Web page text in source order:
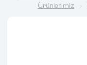
Ürünlerimiz